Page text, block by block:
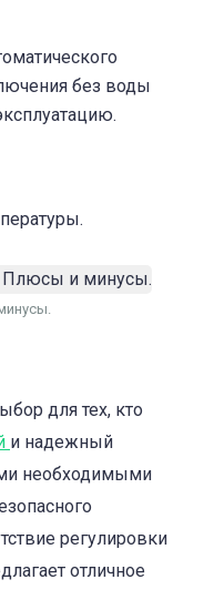
без воды
для тех, кто
и надежный
необходимыми
регулировки
отличное